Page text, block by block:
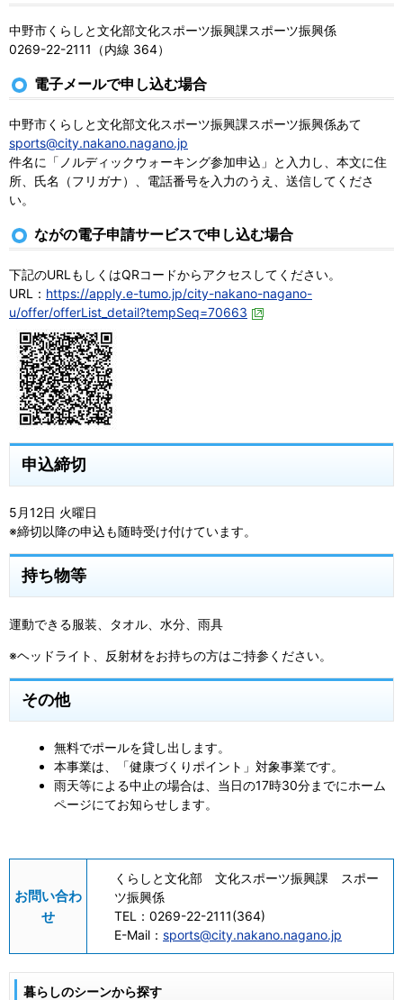
中野市くらしと文化部文化スポーツ振興課スポーツ振興係
0269-22-2111（内線 364）
電子メールで申し込む場合
中野市くらしと文化部文化スポーツ振興課スポーツ振興係あて
sports@city.nakano.nagano.jp
件名に「ノルディックウォーキング参加申込」と入力し、本文に住
所、氏名（フリガナ）、電話番号を入力のうえ、送信してくださ
い。
ながの電子申請サービスで申し込む場合
下記のURLもしくはQRコードからアクセスしてください。
URL： https://apply.e-tumo.jp/city-nakano-nagano-
u/offer/offerList_detail?tempSeq=70663
申込締切
5月12日 火曜日
※締切以降の申込も随時受け付けています。
持ち物等
運動できる服装、タオル、水分、雨具
※ヘッドライト、反射材をお持ちの方はご持参ください。
その他
無料でポールを貸し出します。
本事業は、「健康づくりポイント」対象事業です。
雨天等による中止の場合は、当日の17時30分までにホーム
ページにてお知らせします。
お問い合わ
せ
くらしと文化部 文化スポーツ振興課 スポー
ツ振興係
TEL： 0269-22-2111(364)
E-Mail： sports@city.nakano.nagano.jp
暮らしのシーンから探す